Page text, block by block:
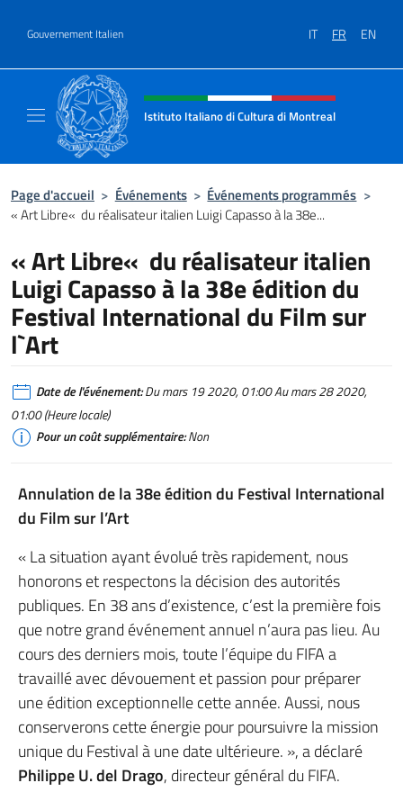
Gouvernement Italien IT FR EN
Site Web, social et en-tête de
Istituto Italiano di Cultura di Montreal
Page d'accueil > Événements > Événements programmés >
« Art Libre« du réalisateur italien Luigi Capasso à la 38e...
« Art Libre« du réalisateur italien
Luigi Capasso à la 38e édition du
Festival International du Film sur
l`Art
Date de l'événement:Du mars 19 2020, 01:00 Au mars 28 2020,
01:00 (Heure locale)
Pour un coût supplémentaire:Non
Annulation de la 38e édition du Festival International
du Film sur l’Art
« La situation ayant évolué très rapidement, nous
honorons et respectons la décision des autorités
publiques. En 38 ans d’existence, c’est la première fois
que notre grand événement annuel n’aura pas lieu. Au
cours des derniers mois, toute l’équipe du FIFA a
travaillé avec dévouement et passion pour préparer
une édition exceptionnelle cette année. Aussi, nous
conserverons cette énergie pour poursuivre la mission
unique du Festival à une date ultérieure. », a déclaré
Philippe U. del Drago, directeur général du FIFA.